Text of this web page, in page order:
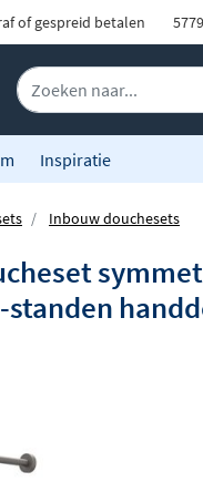
of gespreid betalen
Inspiratie
Inbouw douchesets